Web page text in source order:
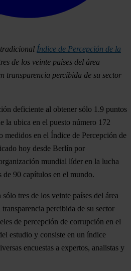
Índice de Percepción de la
de los veinte países del área
transparencia percibida de su sector
deficiente al obtener sólo 1.9 puntos
la ubica en el puesto número 172
medidos en el Índice de Percepción de
hoy desde Berlín por
mundial líder en la lucha
90 capítulos en el mundo.
tres de los veinte países del área
percibida de su sector
de percepción de corrupción en el
estudio y consiste en un índice
encuestas a expertos, analistas y